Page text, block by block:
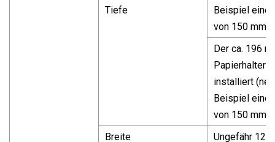
Tiefe
Beispiel eine
von 150 mm).
Der ca. 196
Papierhalter
installiert
Beispiel eine
von 150 mm).
Breite
Ungefähr